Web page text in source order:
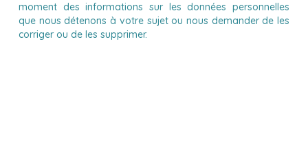
moment des informations sur les données personnelles
que nous détenons à votre sujet ou nous demander de les
corriger ou de les supprimer.